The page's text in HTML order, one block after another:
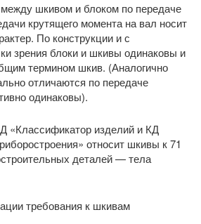
шкивом и блоком по передаче
крутящего момента на вал носит
По конструкции и с
зрения блоки и шкивы одинаковы и
термином шкив. (Аналогично
отличаются по передаче
одинаковы).
«Классификатор изделий и КД
относит шкивы к 71
деталей — тела
требования к шкивам